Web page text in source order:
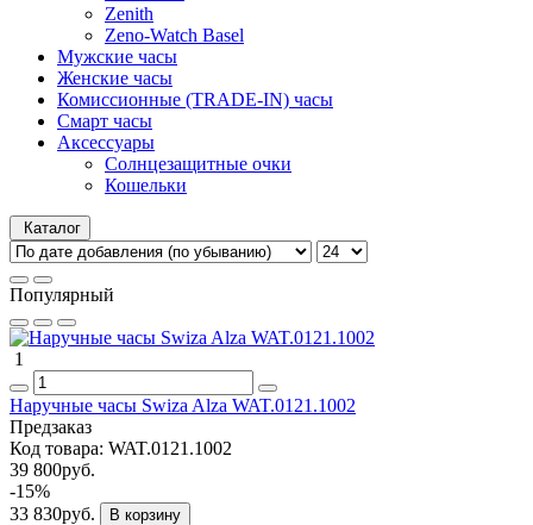
Zenith
Zeno-Watch Basel
Мужские часы
Женские часы
Комиссионные (TRADE-IN) часы
Смарт часы
Аксессуары
Солнцезащитные очки
Кошельки
Каталог
Популярный
1
Наручные часы Swiza Alza WAT.0121.1002
Предзаказ
Код товара: WAT.0121.1002
39 800руб.
-15%
33 830руб.
В корзину